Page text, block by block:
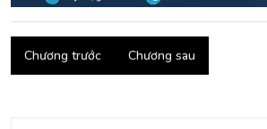
Chương trước Chương sau